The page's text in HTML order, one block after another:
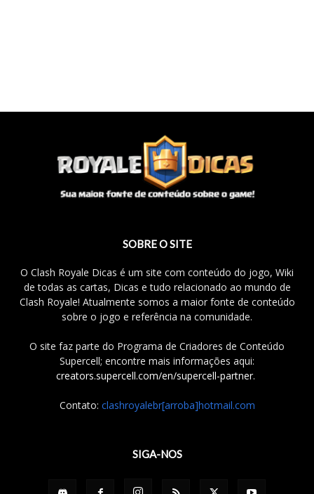
SOBRE O SITE
O Clash Royale Dicas é um site com conteúdo do jogo, Wiki
de todas as cartas, Dicas e tudo relacionado ao mundo de
Clash Royale! Atualmente somos a maior fonte de conteúdo
sobre o jogo e referência na comunidade.
O site faz parte do Programa de Criadores de Conteúdo
Supercell; encontre mais informações aqui:
creators.supercell.com/en/supercell-partner.
Contato: clashroyalebr[arroba]hotmail.com
SIGA-NOS